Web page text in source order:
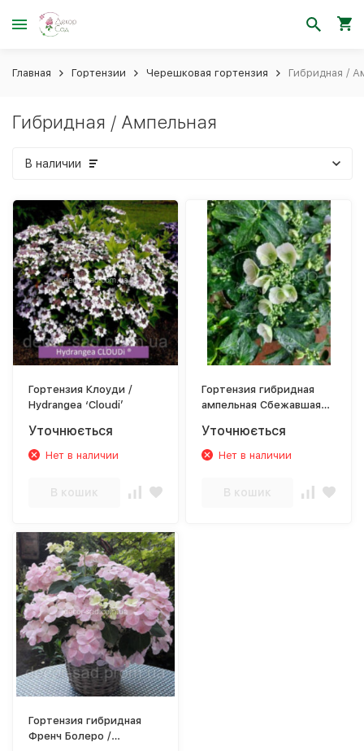
Главная Гортензии Черешковая гортензия Гибридная /
Гибридная / Ампельная
В наличии
Гортензия Клоуди /
Hydrangea ‘Cloudi’
Уточнюється
Нет в наличии
В кошик
Гортензия гибридная
ампельная Сбежавшая
'Runaway Bride'
Уточнюється
Нет в наличии
В кошик
Гортензия гибридная
Френч Болеро /